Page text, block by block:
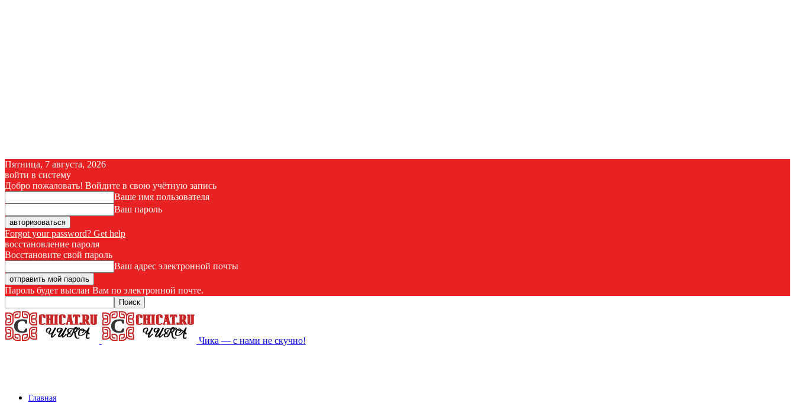
Пятница, 7 августа, 2026
войти в систему
Добро пожаловать! Войдите в свою учётную запись
Ваше имя пользователя
Ваш пароль
Forgot your password? Get help
восстановление пароля
Восстановите свой пароль
Ваш адрес электронной почты
Пароль будет выслан Вам по электронной почте.
Чика — с нами не скучно!
Главная